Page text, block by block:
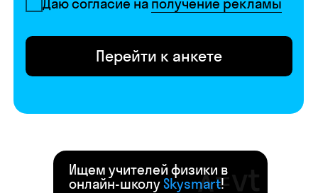
Ищем учителей физики в
онлайн-школуSkysmart!